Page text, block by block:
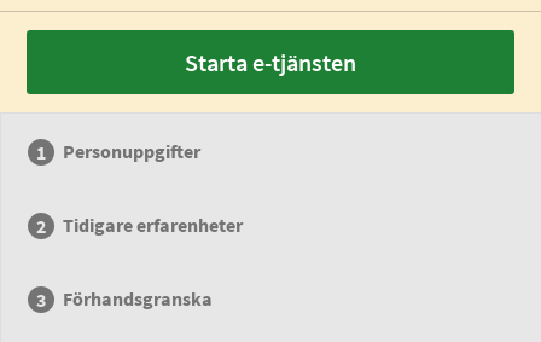
Starta e-tjänsten
Personuppgifter
Tidigare erfarenheter
Förhandsgranska